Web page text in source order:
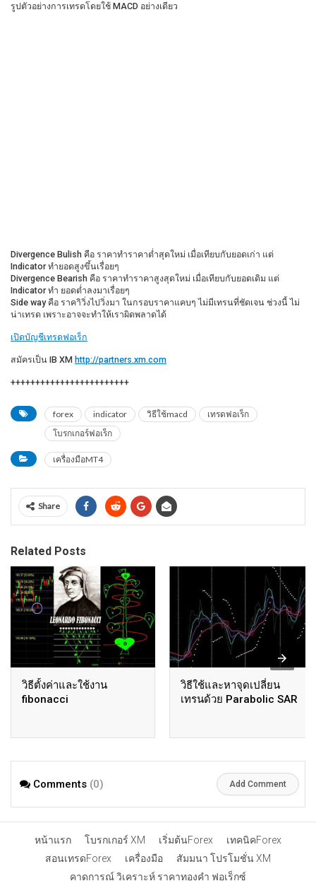
รูปตัวอย่างการเทรดโดยใช้ MACD อย่างเดียว
Divergence Bulish คือ ราคาทำราคาต่ำสุดใหม่ เมื่อเทียบกับยอดเก่า แต่
Indicator ทำยอดสูงขึ้นเรื่อยๆ
Divergence Bearish คือ ราคาทำราคาสูงสุดใหม่ เมื่อเทียบกับยอดเดิม แต่
Indicator ทำ ยอดต่ำลงมาเรื่อยๆ
Side way คือ ราคาิวิ่งไปวิ่งมา ในกรอบราคาแคบๆ ไม่มีเทรนที่ชัดเจน ช่วงนี้ ไม่
น่าเทรด เพราะอาจจะทำให้เราผิดพลาดได้
เปิดบัญชีเทรดฟอเร็ก
สมัครเป็น IB XM http://partners.xm.com
++++++++++++++++++++++++
forex indicator วิธีใช้macd
เทรดฟอเร็ก
โบรกเกอร์ฟอเร็ก
เครื่องมือMT4
Share
Related Posts
วิธีตั้งค่าและใช้งาน
fibonacci
วิธีใช้และหาจุดเปลี่ยน
เทรนด้วย Parabolic SAR
Comments (0) Add Comment
หน้าแรก โบรกเกอร์ XM เริ่มต้นForex
เทคนิคForex
สอนเทรดForex
เครื่องมือ
สัมมนา โปรโมชั่น XM
คาดการณ์ วิเคราะห์ ราคาทองคำ ฟอเร็กซ์